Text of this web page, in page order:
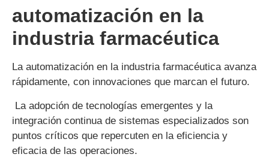
automatización en la
industria farmacéutica
La automatización en la industria farmacéutica avanza
rápidamente, con innovaciones que marcan el futuro.
La adopción de tecnologías emergentes y la
integración continua de sistemas especializados son
puntos críticos que repercuten en la eficiencia y
eficacia de las operaciones.